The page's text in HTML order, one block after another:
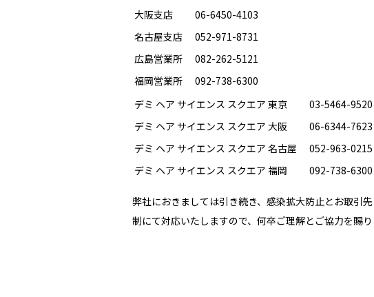
大阪支店
06-6450-4103
名古屋支店
052-971-8731
広島営業所
082-262-5121
福岡営業所
092-738-6300
デミ ヘア サイエンス スクエア 東京
03-5464-9520
デミ ヘア サイエンス スクエア 大阪
06-6344-7623
デミ ヘア サイエンス スクエア 名古屋
052-963-0215
デミ ヘア サイエンス スクエア 福岡
092-738-6300
弊社におきましては引き続き、感染拡大防止とお取引
制にて対応いたしますので、何卒ご理解とご協力を賜り